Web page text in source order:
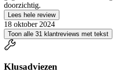
doorzichtig.
Lees hele review
18 oktober 2024
Toon alle 31 klantreviews met tekst
Klusadviezen